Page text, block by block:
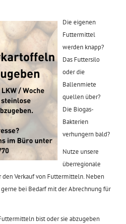
Die eigenen
Futtermittel
werden knapp?
Das Futtersilo
oder die
Ballenmiete
quellen über?
Die Biogas-
Bakterien
verhungern bald?
Nutze unsere
überregionale
Verkauf von Futtermitteln. Neben
bei Bedarf mit der Abrechnung für
bist oder sie abzugeben